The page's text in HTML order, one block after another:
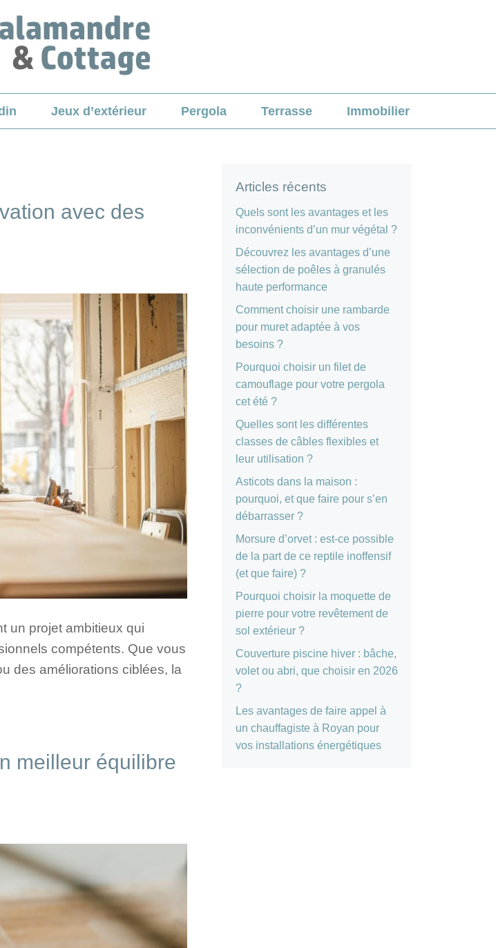
Jeux d’extérieur Pergola Terrasse Immobilier
avec des
un projet ambitieux qui
compétents. Que vous
des améliorations ciblées, la
meilleur équilibre
Articles récents
Quels sont les avantages et les
inconvénients d’un mur végétal ?
Découvrez les avantages d’une
sélection de poêles à granulés
haute performance
Comment choisir une rambarde
pour muret adaptée à vos
besoins ?
Pourquoi choisir un filet de
camouflage pour votre pergola
cet été ?
Quelles sont les différentes
classes de câbles flexibles et
leur utilisation ?
Asticots dans la maison :
pourquoi, et que faire pour s’en
débarrasser ?
Morsure d’orvet : est-ce possible
de la part de ce reptile inoffensif
(et que faire) ?
Pourquoi choisir la moquette de
pierre pour votre revêtement de
sol extérieur ?
Couverture piscine hiver : bâche,
volet ou abri, que choisir en 2026
?
Les avantages de faire appel à
un chauffagiste à Royan pour
vos installations énergétiques